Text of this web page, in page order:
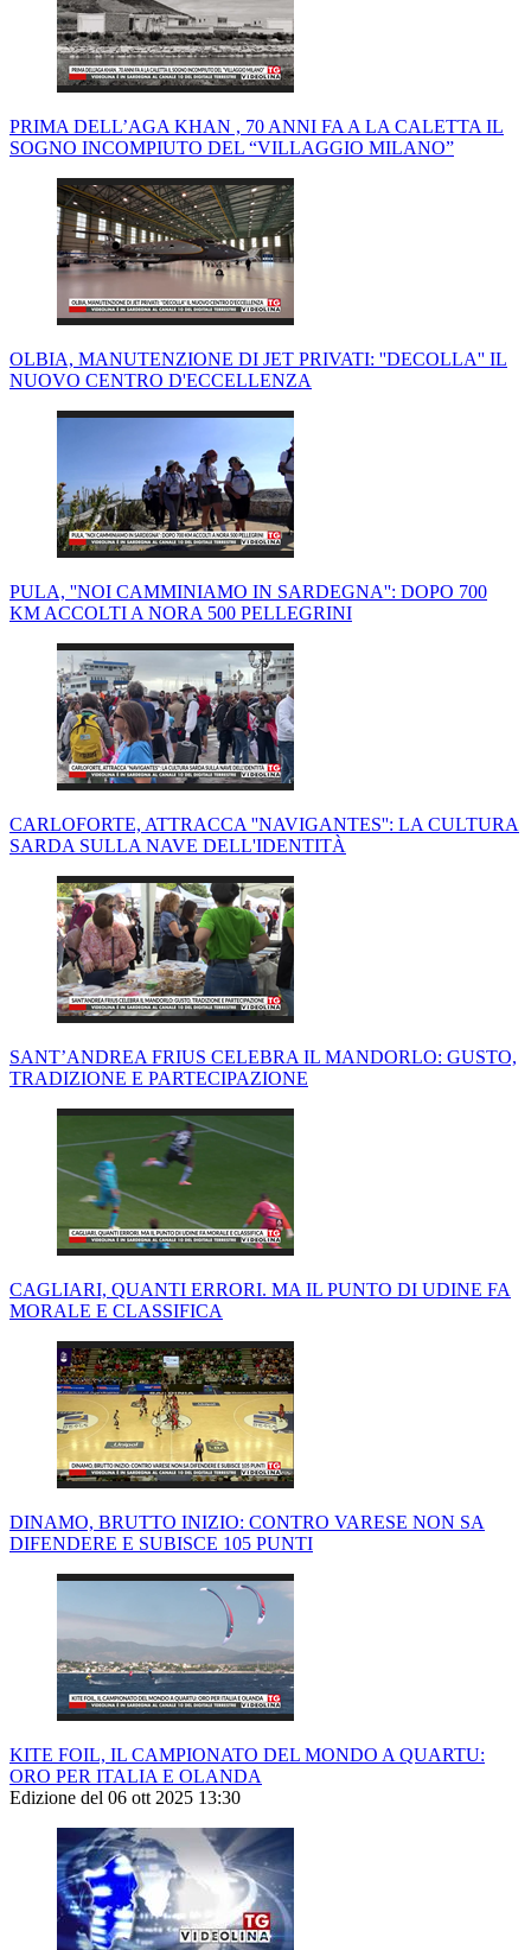
PRIMA DELL’AGA KHAN , 70 ANNI FA A LA CALETTA IL
SOGNO INCOMPIUTO DEL “VILLAGGIO MILANO”
OLBIA, MANUTENZIONE DI JET PRIVATI: ''DECOLLA'' IL
NUOVO CENTRO D'ECCELLENZA
PULA, ''NOI CAMMINIAMO IN SARDEGNA'': DOPO 700
KM ACCOLTI A NORA 500 PELLEGRINI
CARLOFORTE, ATTRACCA ''NAVIGANTES'': LA CULTURA
SARDA SULLA NAVE DELL'IDENTITÀ
SANT’ANDREA FRIUS CELEBRA IL MANDORLO: GUSTO,
TRADIZIONE E PARTECIPAZIONE
CAGLIARI, QUANTI ERRORI. MA IL PUNTO DI UDINE FA
MORALE E CLASSIFICA
DINAMO, BRUTTO INIZIO: CONTRO VARESE NON SA
DIFENDERE E SUBISCE 105 PUNTI
KITE FOIL, IL CAMPIONATO DEL MONDO A QUARTU:
ORO PER ITALIA E OLANDA
Edizione del 06 ott 2025 13:30